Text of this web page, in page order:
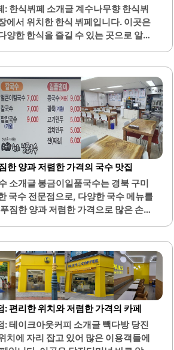
: 한식뷔페 소개글 계수나무향 한식뷔
에서 위치한 한식 뷔페입니다. 이곳은
양한 한식을 즐길 수 있는 곳으로 알려
치볶음찜과 같은 인기 있는 요리를 포
찬을 제공합니다. 반찬의 종류가 다양하
맛을 경험할 수 있습니다. 계수나무향
에 특히 많은 손님들로 붐비며, 이로 인
낄 수 있습니다.또한, 식당 내부는 깔끔
적한 식사 환경을 제공합니다. 이곳은
기 용이하여 방문하기 편리합니다. 주
서 쇼핑을 즐기고 나서 식사를 하기에
.계수나무향 한식뷔페는 저렴한..
한 양과 저렴한 가격의 국수 맛집
소개글 봉금이일품국수는 경북 구미
국수 전문점으로, 다양한 국수 메뉴를
짐한 양과 저렴한 가격으로 많은 손님
발은 쫄깃하고 탱글탱글하여 식감이
품국수는 가족 단위 손님과 혼밥을 즐
합한 편안한 분위기를 제공합니다. 또
공되는 김치와 식혜는 국수와 잘 어우러
완성합니다.이곳의 국수는 양이 많아
만족감을 줍니다. 특히, 비빔국수와 잔
많은 손님들이 선호하는 메뉴입니다.
심시간에 많은 손님들로 붐비지만, 그
: 편리한 위치와 저렴한 가격의 카페
: 테이크아웃커피 소개글 빽다방 당진
치에 자리 잡고 있어 많은 이용객들에